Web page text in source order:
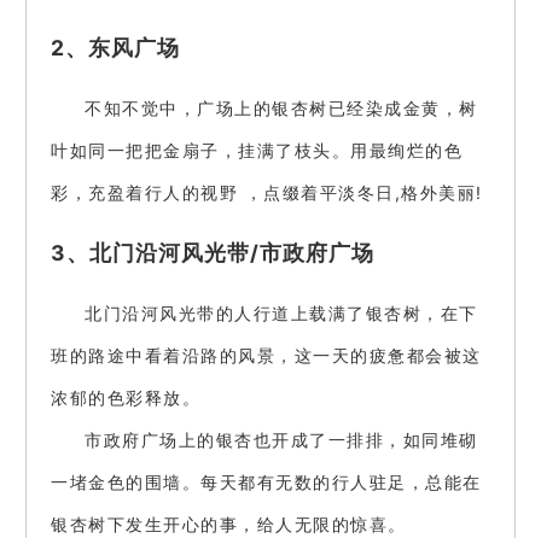
2、东风广场
不知不觉中，广场上的银杏树已经染成金黄，树
叶如同一把把金扇子，挂满了枝头。用最绚烂的色
彩，充盈着行人的视野 ，点缀着平淡冬日,格外美丽!
3、北门沿河风光带/市政府广场
北门沿河风光带的人行道上载满了银杏树，在下
班的路途中看着沿路的风景，这一天的疲惫都会被这
浓郁的色彩释放。
市政府广场上的银杏也开成了一排排，如同堆砌
一堵金色的围墙。每天都有无数的行人驻足，总能在
银杏树下发生开心的事，给人无限的惊喜。